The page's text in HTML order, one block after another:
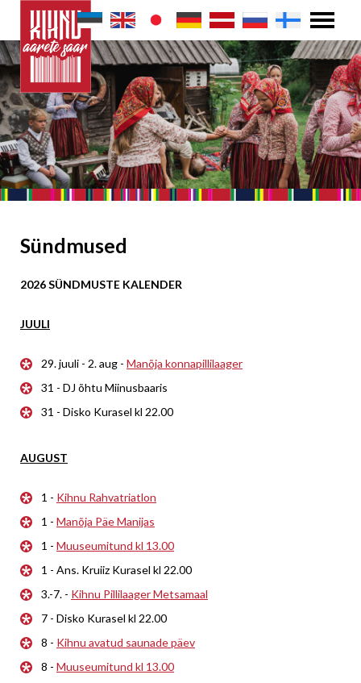
Sündmused
2026 SÜNDMUSTE KALENDER
JUULI
29. juuli - 2. aug - Manõja konnapillilaager
31 - DJ õhtu Miinusbaaris
31 - Disko Kurasel kl 22.00
AUGUST
1 - Kihnu Rahvatriatlon
1 - Manõja Päe Manijas
1 - Muuseumitund kl 13.00
1 - Ans. Kruiiz Kurasel kl 22.00
3.-7. - Kihnu Pillilaager Metsamaal
7 - Disko Kurasel kl 22.00
8 - Kihnu avatud saunade päev
8 - Muuseumitund kl 13.00